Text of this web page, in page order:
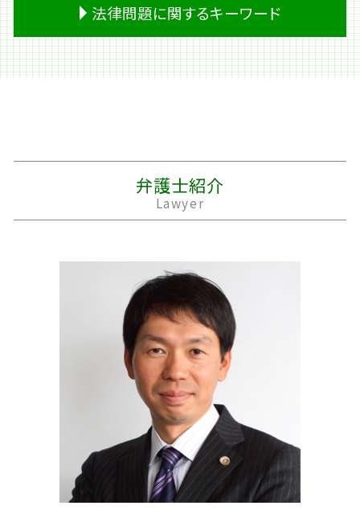
相続 必要書類
成年後見制度 デメリット
遺留分侵害額請求
相続 順位
遺留分 放棄
個人再生 住宅ローン
夫 借金
破産 流れ
キャッシング ブラック
パチンコ 借金
妻 借金
個人再生 費用
面会交流 調停
離婚 戸籍
家庭裁判所 離婚
夫 不倫
離婚 原因
離婚 裁判 期間
離婚 モラハラ
損害賠償 時効
死亡事故 加害者 家族
人身事故 行政処分
休業損害 主婦
交通事故 死亡
交通事故 損害賠償
交差点 事故 過失割合
事故 示談書
交通事故 診断書
後遺障害 申請
交通事故 過失割合
法律問題に関するキーワード
金銭 法律問題
家事事件 法律事務所
近年 法律問題
隣人トラブル 法律問題 相談
契約 トラブル 法律問題
労働問題 相談
親子 法律問題
m&a 法律問題 事務所
職場 法律問題
法律問題 最近
労働問題 パワハラ
スポーツ 法律問題
弁護士紹介
Lawyer